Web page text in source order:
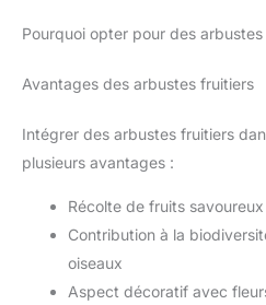
Pourquoi opter pour des
Avantages des arbustes fruitiers
Intégrer des arbustes fruitiers
plusieurs avantages :
Récolte de fruits
Contribution à la
oiseaux
Aspect décoratif avec